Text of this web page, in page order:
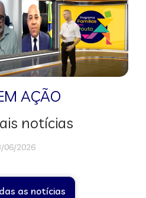
AÇÃO
notícias
06/2026
as notícias